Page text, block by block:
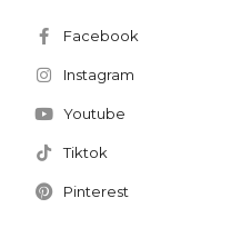
Facebook
Instagram
Youtube
Tiktok
Pinterest